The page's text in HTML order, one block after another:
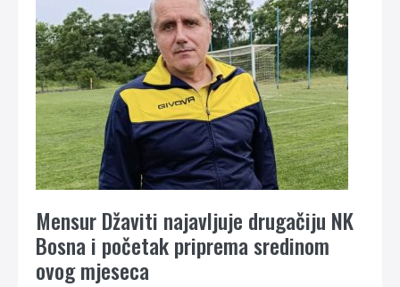
Mensur Džaviti najavljuje drugačiju NK
Bosna i početak priprema sredinom
ovog mjeseca